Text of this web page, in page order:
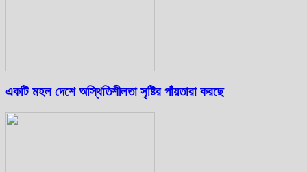
একটি মহল দেশে অস্থিতিশীলতা সৃষ্টির পাঁয়তারা করছে